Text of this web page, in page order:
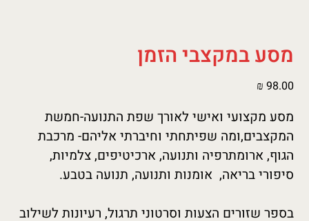
מסע במקצבי הזמן
מחיר
מסע מקצועי ואישי לאורך שפת התנועה-חמשת
המקצבים,ומה שפיתחתי וחיברתי אליהם- מרכבת
הגוף, ארומתרפיה ותנועה, ארכיטיפים, צלמיות,
סיפורי בריאה,  אומנות ותנועה, תנועה בטבע.
בספר שזורים הצעות וסרטוני תרגול, רעיונות לשילוב